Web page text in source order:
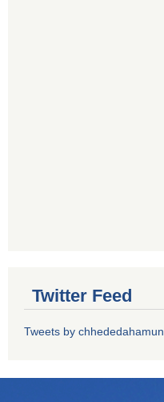
Twitter Feed
Tweets by chhededahamun